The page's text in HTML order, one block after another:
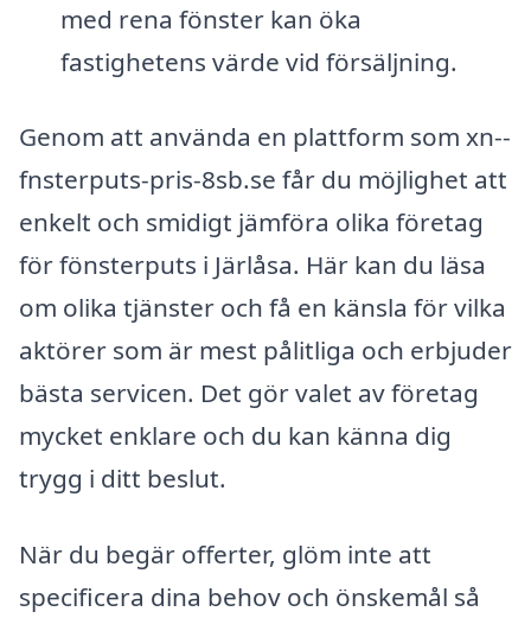
med rena fönster kan öka
fastighetens värde vid försäljning.
Genom att använda en plattform som xn--
fnsterputs-pris-8sb.se får du möjlighet att
enkelt och smidigt jämföra olika företag
för fönsterputs i Järlåsa. Här kan du läsa
om olika tjänster och få en känsla för vilka
aktörer som är mest pålitliga och erbjuder
bästa servicen. Det gör valet av företag
mycket enklare och du kan känna dig
trygg i ditt beslut.
När du begär offerter, glöm inte att
specificera dina behov och önskemål så